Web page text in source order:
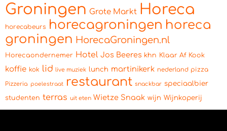
Groningen Grote Markt Horeca
horecabeurs horecagroningen horeca
groningen HorecaGroningen.nl
Horecaondernemer Hotel Jos Beeres khn Klaar Af Kook
koffie kok lid live muziek lunch martinikerk nederland pizza
Pizzeria poelestraat restaurant snackbar speciaalbier
studenten terras uit eten Wietze Snaak wijn Wijnkoperij